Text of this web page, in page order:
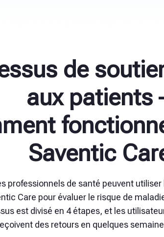
de
aux patients
Saventic
professionnels de santé peuvent utiliser
Care pour évaluer le risque de
est divisé en 4 étapes, et les
des retours en quelques